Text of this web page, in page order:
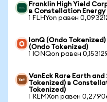
Franklin High Yield
в Constellation Energy
1 FLHYon равен
IonQ (Ondo
(Ondo Tokenized)
1 IONQon равен
VanEck Rare Earth
Tokenized) в
Tokenized)
1 REMXon равен